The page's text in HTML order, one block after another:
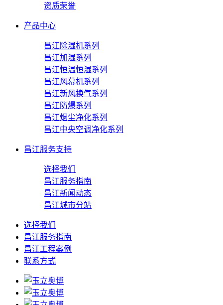
资质荣誉
产品中心
昌江除湿机系列
昌江加湿系列
昌江恒温恒湿系列
昌江风幕机系列
昌江新风换气系列
昌江防爆系列
昌江烟尘净化系列
昌江中央空调净化系列
昌江服务支持
选择我们
昌江服务指南
昌江新闻动态
昌江城市分站
选择我们
昌江服务指南
昌江工程案例
联系方式